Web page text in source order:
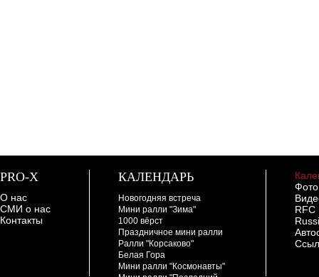
PRO-X
О нас
СМИ о нас
Контакты
КАЛЕНДАРЬ
Новогодняя встреча
Мини ралли "Зима"
1000 вёрст
Праздничное мини ралли
Ралли "Корсаково"
Белая Гора
Мини ралли "Космонавты"
Фото
RFC